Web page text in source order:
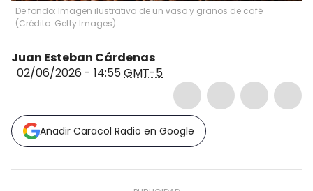
De fondo: Imagen ilustrativa de un vaso y granos de café
(Crédito: Getty Images)
Juan Esteban Cárdenas
02/06/2026 - 14:55GMT-5
Añadir Caracol Radio en Google